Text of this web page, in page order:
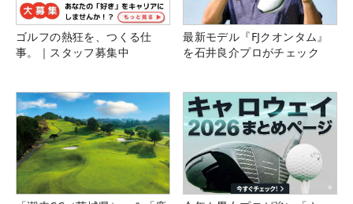
ゴルフの熱狂を、つくる仕
事。｜スタッフ募集中
最新モデル『FJクオンタム』
を石井良介プロがチェック